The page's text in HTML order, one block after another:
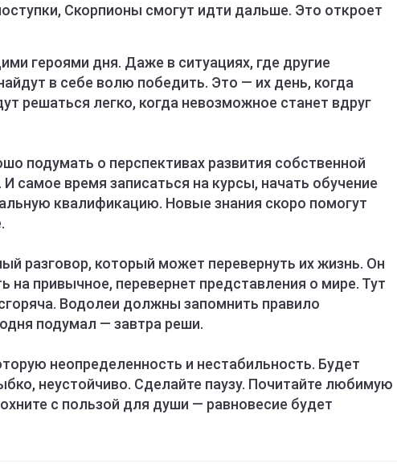
Скорпионы смогут идти дальше. Это откроет
героями дня. Даже в ситуациях, где другие
в себе волю победить. Это — их день, когда
решаться легко, когда невозможное станет вдруг
подумать о перспективах развития собственной
самое время записаться на курсы, начать обучение
квалификацию. Новые знания скоро помогут
разговор, который может перевернуть их жизнь. Он
на привычное, перевернет представления о мире. Тут
Водолеи должны запомнить правило
подумал — завтра реши.
неопределенность и нестабильность. Будет
неустойчиво. Сделайте паузу. Почитайте любимую
с пользой для души — равновесие будет